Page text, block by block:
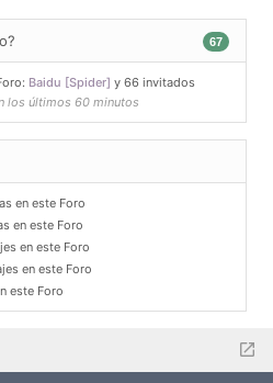
67
Baidu [Spider] y 66 invitados
los últimos 60 minutos
en este Foro
en este Foro
en este Foro
en este Foro
este Foro